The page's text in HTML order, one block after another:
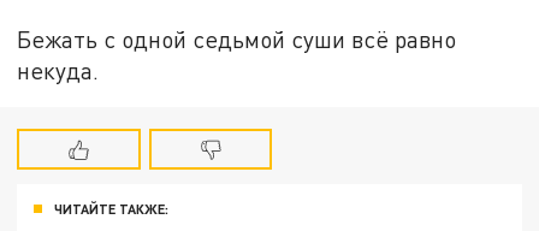
Бежать с одной седьмой суши всё равно
некуда.
ЧИТАЙТЕ ТАКЖЕ: